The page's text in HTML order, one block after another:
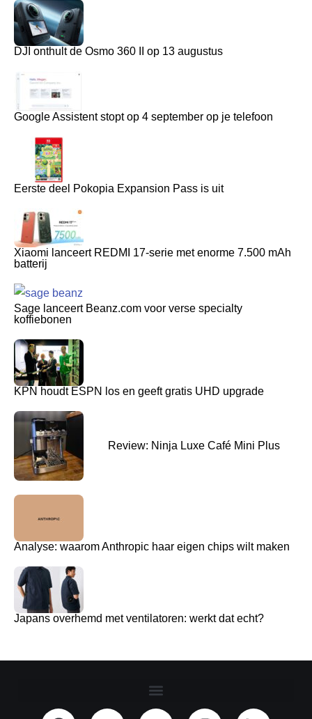
DJI onthult de Osmo 360 II op 13 augustus
Google Assistent stopt op 4 september op je telefoon
Eerste deel Pokopia Expansion Pass is uit
Xiaomi lanceert REDMI 17-serie met enorme 7.500 mAh
batterij
Sage lanceert Beanz.com voor verse specialty
koffiebonen
KPN houdt ESPN los en geeft gratis UHD upgrade
Review: Ninja Luxe Café Mini Plus
Analyse: waarom Anthropic haar eigen chips wilt maken
Japans overhemd met ventilatoren: werkt dat echt?